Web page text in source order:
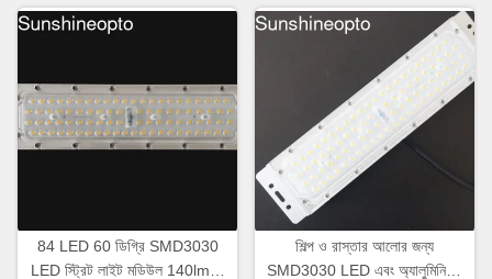
84 LED 60 ডিগ্রি SMD3030
LED স্ট্রিট লাইট মডিউল 140lm/w
শিল্প ও রাস্তার আলোর জন্য
SMD3030 LED এবং অ্যালুমিনিয়াম